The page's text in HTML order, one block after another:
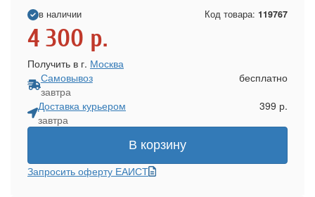
в наличии Код товара: 119767
4 300 р.
Получить в г. Москва
Самовывоз
завтра
бесплатно
Доставка курьером
завтра
399 р.
В корзину
Запросить оферту ЕАИСТ